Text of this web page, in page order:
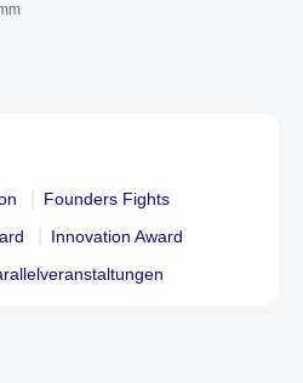
Founders Fights
Innovation Award